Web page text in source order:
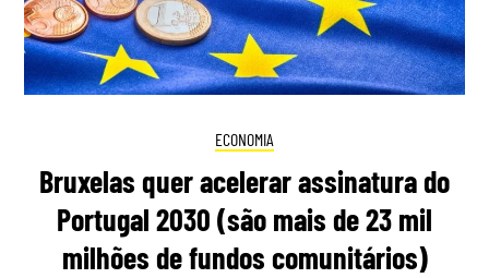
ECONOMIA
Bruxelas quer acelerar assinatura do
Portugal 2030 (são mais de 23 mil
milhões de fundos comunitários)